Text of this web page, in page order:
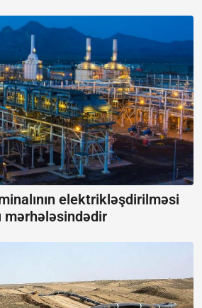
elektrikləşdirilməsi
mərhələsindədir